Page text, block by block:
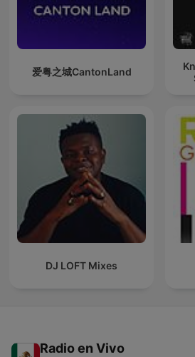
爱粤之城CantonLand
DJ LOFT Mixes
Radio en Vivo